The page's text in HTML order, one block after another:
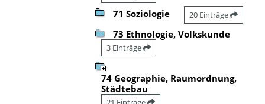
71 Soziologie 20 Einträge
73 Ethnologie, Volkskunde
3 Einträge
74 Geographie, Raumordnung,
Städtebau